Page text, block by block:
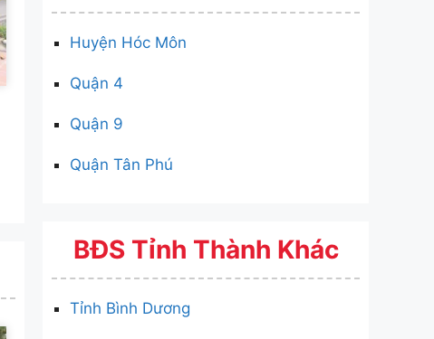
Huyện Hóc Môn
Quận 4
Quận 9
Quận Tân Phú
BĐS Tỉnh Thành Khác
Tỉnh Bình Dương